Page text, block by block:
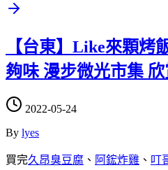
【台東】Like來顆烤
夠味 漫步微光市集
2022-05-24
By lyes
買完久昂臭豆腐 、 阿鋐炸雞 、 叮